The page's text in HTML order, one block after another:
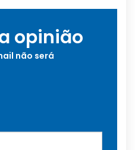
opinião
não será